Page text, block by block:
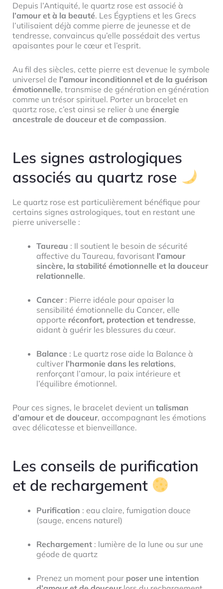
Depuis l’Antiquité, le quartz rose est associé à
l’amour et à la beauté. Les Égyptiens et les Grecs
l’utilisaient déjà comme pierre de jeunesse et de
tendresse, convaincus qu’elle possédait des vertus
apaisantes pour le cœur et l’esprit.
Au fil des siècles, cette pierre est devenue le symbole
universel de l’amour inconditionnel et de la guérison
émotionnelle, transmise de génération en génération
comme un trésor spirituel. Porter un bracelet en
quartz rose, c’est ainsi se relier à une énergie
ancestrale de douceur et de compassion.
Les signes astrologiques
associés au quartz rose
Le quartz rose est particulièrement bénéfique pour
certains signes astrologiques, tout en restant une
pierre universelle :
Taureau : Il soutient le besoin de sécurité
affective du Taureau, favorisant l’amour
sincère, la stabilité émotionnelle et la douceur
relationnelle.
Cancer: Pierre idéale pour apaiser la
sensibilité émotionnelle du Cancer, elle
apporte réconfort, protection et tendresse,
aidant à guérir les blessures du cœur.
Balance : Le quartz rose aide la Balance à
cultiver l’harmonie dans les relations,
renforçant l’amour, la paix intérieure et
l’équilibre émotionnel.
Pour ces signes, le bracelet devient un talisman
d’amour et de douceur, accompagnant les émotions
avec délicatesse et bienveillance.
Les conseils de purification
et de rechargement
Purification : eau claire, fumigation douce
(sauge, encens naturel)
Rechargement : lumière de la lune ou sur une
géode de quartz
Prenez un moment pour poser une intention